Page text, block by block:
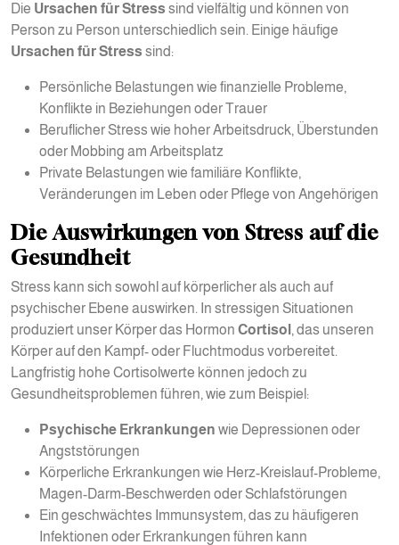
Die Ursachen für Stress sind vielfältig und können von
Person zu Person unterschiedlich sein. Einige häufige
Ursachen für Stress sind:
Persönliche Belastungen wie finanzielle Probleme,
Konflikte in Beziehungen oder Trauer
Beruflicher Stress wie hoher Arbeitsdruck, Überstunden
oder Mobbing am Arbeitsplatz
Private Belastungen wie familiäre Konflikte,
Veränderungen im Leben oder Pflege von Angehörigen
Die Auswirkungen von Stress auf die
Gesundheit
Stress kann sich sowohl auf körperlicher als auch auf
psychischer Ebene auswirken. In stressigen Situationen
produziert unser Körper das Hormon Cortisol , das unseren
Körper auf den Kampf- oder Fluchtmodus vorbereitet.
Langfristig hohe Cortisolwerte können jedoch zu
Gesundheitsproblemen führen, wie zum Beispiel:
Psychische Erkrankungen wie Depressionen oder
Angststörungen
Körperliche Erkrankungen wie Herz-Kreislauf-Probleme,
Magen-Darm-Beschwerden oder Schlafstörungen
Ein geschwächtes Immunsystem, das zu häufigeren
Infektionen oder Erkrankungen führen kann